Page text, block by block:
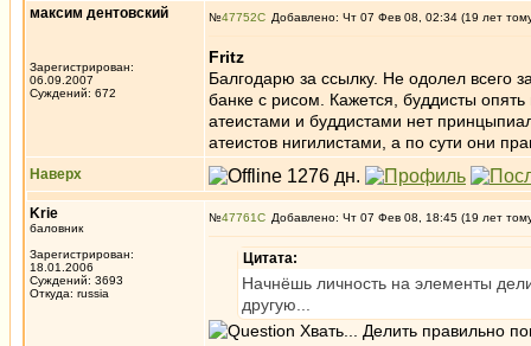
максим дентовский
Зарегистрирован:
06.09.2007
Суждений: 672
№47752 Добавлено: Чт 07 Фев 08, 02:34 (19 лет
Fritz
Балгодарю за ссылку. Не одолел всего
банке с рисом. Кажется, буддисты
атеистами и буддистами нет
атеистов нигилистами, а по сути они
Наверх
Krie
баловник
Зарегистрирован:
18.01.2006
Суждений: 3693
Откуда: russia
№47761 Добавлено: Чт 07 Фев 08, 18:45 (19 лет
Цитата:
Начнёшь личность на элементы
другую...
Хвать... Делить правильно